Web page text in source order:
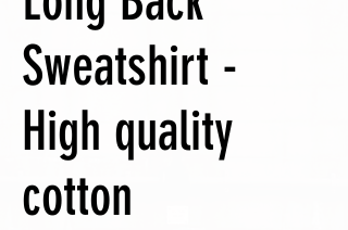
Sweatshirt -
High quality
cotton